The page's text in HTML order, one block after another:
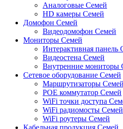
Аналоговые Семей
HD камеры Семей
Домофон Семей
Видеодомофон Семей
Мониторы Семей
Интерактивная панель
Видеостена Семей
Внутренние мониторы
Сетевое оборудование Семей
Маршрутизаторы Семей
POE коммутатор Семей
WiFi точки доступа
WiFi радиомосты Семей
WiFi роутеры Семей